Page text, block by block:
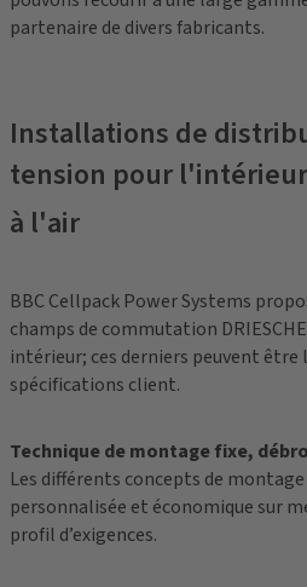
partenaire de divers fabricants.
Installations de
tension pour
à l'air
BBC Cellpack Power Systems
champs de commutation
intérieur; ces derniers peuvent être
spécifications client.
Technique de montage fixe,
Les différents concepts de
personnalisée et économique sur
profil d’exigences.